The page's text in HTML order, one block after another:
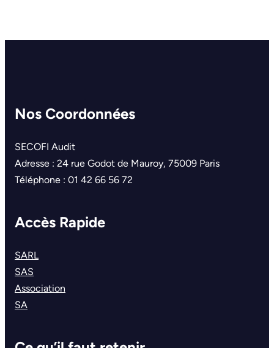
Nos Coordonnées
SECOFI Audit
Adresse : 24 rue Godot de Mauroy, 75009 Paris
Téléphone : 01 42 66 56 72
Accès Rapide
SARL
SAS
Association
SA